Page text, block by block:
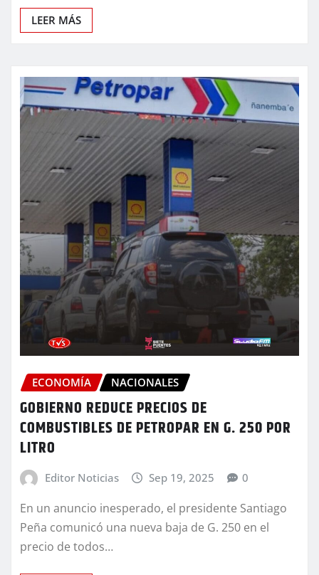
LEER MÁS
ECONOMÍA NACIONALES
GOBIERNO REDUCE PRECIOS DE
COMBUSTIBLES DE PETROPAR EN G. 250 POR
LITRO
Editor Noticias Sep 19, 2025 0
En un anuncio inesperado, el presidente Santiago
Peña comunicó una nueva baja de G. 250 en el
precio de todos…